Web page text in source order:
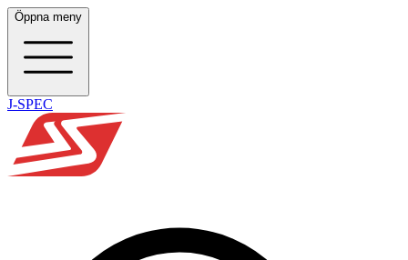
Öppna meny
J-SPEC